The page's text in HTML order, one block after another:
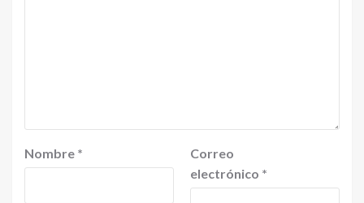
Nombre *
Correo
electrónico *